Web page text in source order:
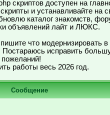
скриптов доступен на
и устанавливайте на
каталог знакомств,
объявлений лайт и ЛЮКС.
что модернизировать в
Постараюсь исправить
пожеланий!
работы весь 2026 год.
Сообщение